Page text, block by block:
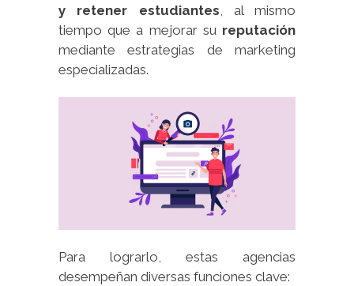
y retener estudiantes , al mismo
tiempo que a mejorar su reputación
mediante estrategias de marketing
especializadas.
Para lograrlo, estas agencias
desempeñan diversas funciones clave: